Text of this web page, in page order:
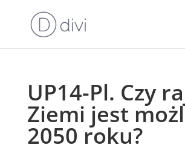
UP14-Pl. Czy
Ziemi jest
2050 roku?